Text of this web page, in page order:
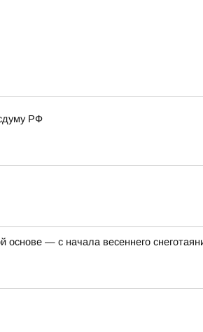
РФ
— с начала весеннего